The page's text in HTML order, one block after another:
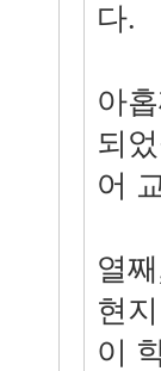
다.
아
되
어
열
현
이